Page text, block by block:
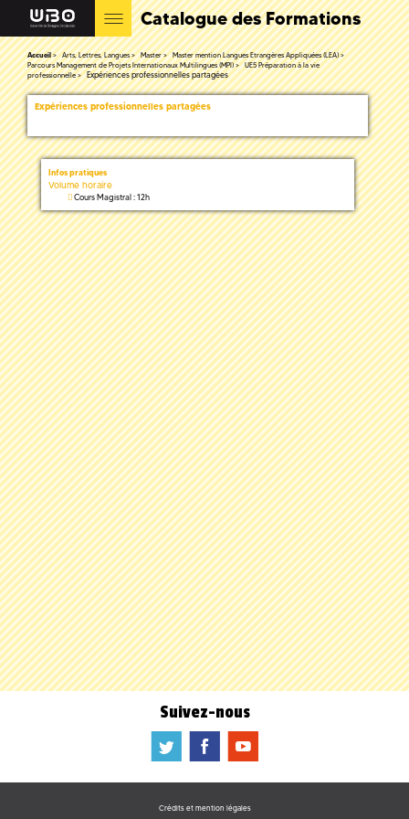
Catalogue des Formations
Accueil Arts, Lettres, Langues Master
Master mention Langues Etrangères Appliquées (LEA)
Parcours Management de Projets Internationaux Multilingues (MPI)
UE5 Préparation à la vie
professionnelle
Expériences professionnelles partagées
Expériences professionnelles partagées
Infos pratiques
Volume horaire
Cours Magistral : 12h
Suivez-nous
a b f
Crédits et mention légales